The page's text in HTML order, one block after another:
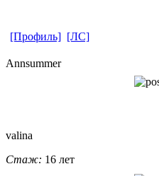
[Профиль] [ЛС]
Annsummer
valina
Стаж: 16 лет